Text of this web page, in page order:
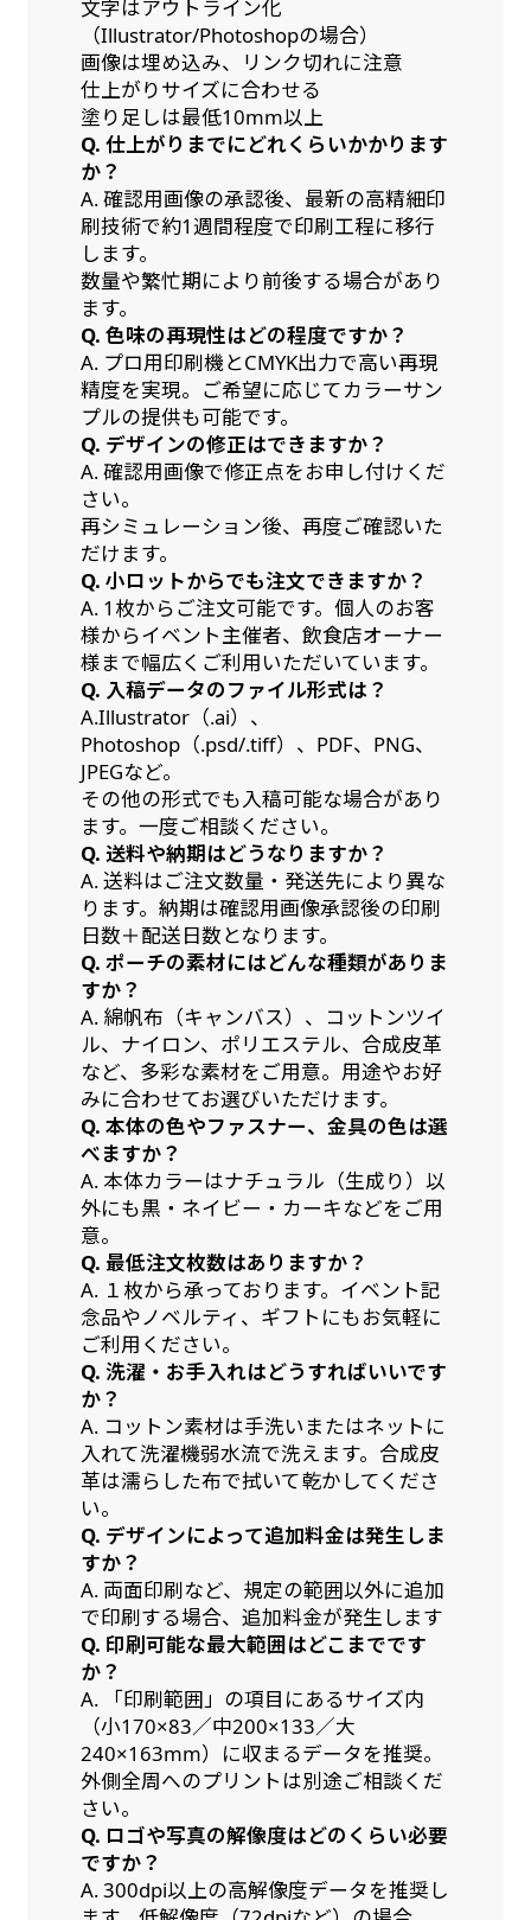
文字はアウトライン化
（Illustrator/Photoshopの場合）
画像は埋め込み、リンク切れに注意
仕上がりサイズに合わせる
塗り足しは最低10mm以上
Q. 仕上がりまでにどれくらいかかります
か？
A. 確認用画像の承認後、最新の高精細印
刷技術で約1週間程度で印刷工程に移行
します。
数量や繁忙期により前後する場合があり
ます。
Q. 色味の再現性はどの程度ですか？
A. プロ用印刷機とCMYK出力で高い再現
精度を実現。ご希望に応じてカラーサン
プルの提供も可能です。
Q. デザインの修正はできますか？
A. 確認用画像で修正点をお申し付けくだ
さい。
再シミュレーション後、再度ご確認いた
だけます。
Q. 小ロットからでも注文できますか？
A. 1枚からご注文可能です。個人のお客
様からイベント主催者、飲食店オーナー
様まで幅広くご利用いただいています。
Q. 入稿データのファイル形式は？
A.Illustrator（.ai）、
Photoshop（.psd/.tiff）、PDF、PNG、
JPEGなど。
その他の形式でも入稿可能な場合があり
ます。一度ご相談ください。
Q. 送料や納期はどうなりますか？
A. 送料はご注文数量・発送先により異な
ります。納期は確認用画像承認後の印刷
日数＋配送日数となります。
Q. ポーチの素材にはどんな種類がありま
すか？
A. 綿帆布（キャンバス）、コットンツイ
ル、ナイロン、ポリエステル、合成皮革
など、多彩な素材をご用意。用途やお好
みに合わせてお選びいただけます。
Q. 本体の色やファスナー、金具の色は選
べますか？
A. 本体カラーはナチュラル（生成り）以
外にも黒・ネイビー・カーキなどをご用
意。
Q. 最低注文枚数はありますか？
A. １枚から承っております。イベント記
念品やノベルティ、ギフトにもお気軽に
ご利用ください。
Q. 洗濯・お手入れはどうすればいいです
か？
A. コットン素材は手洗いまたはネットに
入れて洗濯機弱水流で洗えます。合成皮
革は濡らした布で拭いて乾かしてくださ
い。
Q. デザインによって追加料金は発生しま
すか？
A. 両面印刷など、規定の範囲以外に追加
で印刷する場合、追加料金が発生します
Q. 印刷可能な最大範囲はどこまでです
か？
A. 「印刷範囲」の項目にあるサイズ内
（小170×83／中200×133／大
240×163mm）に収まるデータを推奨。
外側全周へのプリントは別途ご相談くだ
さい。
Q. ロゴや写真の解像度はどのくらい必要
ですか？
A. 300dpi以上の高解像度データを推奨し